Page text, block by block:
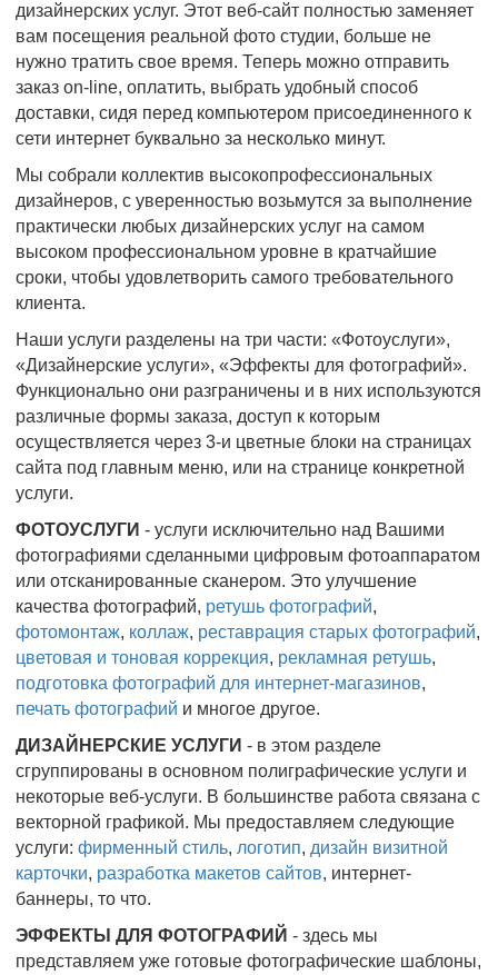
дизайнерских услуг. Этот веб-сайт полностью заменяет
вам посещения реальной фото студии, больше не
нужно тратить свое время. Теперь можно отправить
заказ on-line, оплатить, выбрать удобный способ
доставки, сидя перед компьютером присоединенного к
сети интернет буквально за несколько минут.
Мы собрали коллектив высокопрофессиональных
дизайнеров, с уверенностью возьмутся за выполнение
практически любых дизайнерских услуг на самом
высоком профессиональном уровне в кратчайшие
сроки, чтобы удовлетворить самого требовательного
клиента.
Наши услуги разделены на три части: «Фотоуслуги»,
«Дизайнерские услуги», «Эффекты для фотографий».
Функционально они разграничены и в них используются
различные формы заказа, доступ к которым
осуществляется через 3-и цветные блоки на страницах
сайта под главным меню, или на странице конкретной
услуги.
ФОТОУСЛУГИ - услуги исключительно над Вашими
фотографиями сделанными цифровым фотоаппаратом
или отсканированные сканером. Это улучшение
качества фотографий, ретушь фотографий,
фотомонтаж, коллаж, реставрация старых фотографий,
цветовая и тоновая коррекция, рекламная ретушь,
подготовка фотографий для интернет-магазинов,
печать фотографий и многое другое.
ДИЗАЙНЕРСКИЕ УСЛУГИ - в этом разделе
сгруппированы в основном полиграфические услуги и
некоторые веб-услуги. В большинстве работа связана с
векторной графикой. Мы предоставляем следующие
услуги: фирменный стиль, логотип, дизайн визитной
карточки, разработка макетов сайтов, интернет-
баннеры, то что.
ЭФФЕКТЫ ДЛЯ ФОТОГРАФИЙ - здесь мы
представляем уже готовые фотографические шаблоны,